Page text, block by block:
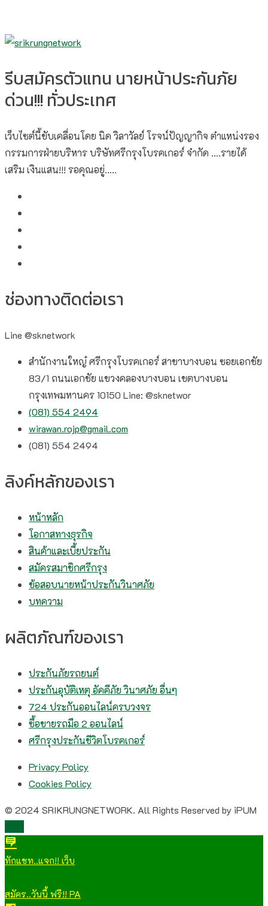
รีบสมัครตัวแทน นายหน้าประกันภัย
ด่วน!!! ทั่วประเทศ
เว็บไซต์นี้ขับเคลื่อนโดย นิด วิลาวัลย์​ โรจน์ปัญญากิจ ตำแหน่งรอง
กรรมการฝ่ายบริหาร บริษัทศรีกรุงโบรคเกอร์ จำกัด ....รายได้
เสริม เงินแสน!!! รอคุณอยู่.....
ช่องทางติดต่อเรา
Line @sknetwork
สำนักงานใหญ๋ ศรีกรุงโบรคเกอร์ สาขาบางบอน ซอยเอกชัย
83/1 ถนนเอกชัย แขวงคลองบางบอน เขตบางบอน
กรุงเทพมหานคร 10150 Line: @sknetwor
(081) 554 2494​
wirawan.rojp@gmail.com
(081) 554 2494​
ลิงค์หลักของเรา
หน้าหลัก
โอกาสทางธุรกิจ
สินค้าและเบี้ยประกัน
สมัครสมาชิกศรีกรุง
ข้อสอบนายหน้าประกันวินาศภัย
บทความ
ผลิตภัณฑ์ของเรา
ประกันภัยรถยนต์
ประกันอุบัติเหตุ อัคคีภัย วินาศภัย อื่นๆ
724 ประกันออนไลน์ครบวงจร
ซื้อขายรถมือ 2 ออนไลน์
ศรีกรุงประกันชีวิตโบรคเกอร์
Privacy Policy
Cookies Policy
© 2024 SRIKRUNGNETWORK. All Rights Reserved by iPUM
ทักแชท..แจก!! เว็บ
สมัคร..วันนี้ ฟรี!! PA